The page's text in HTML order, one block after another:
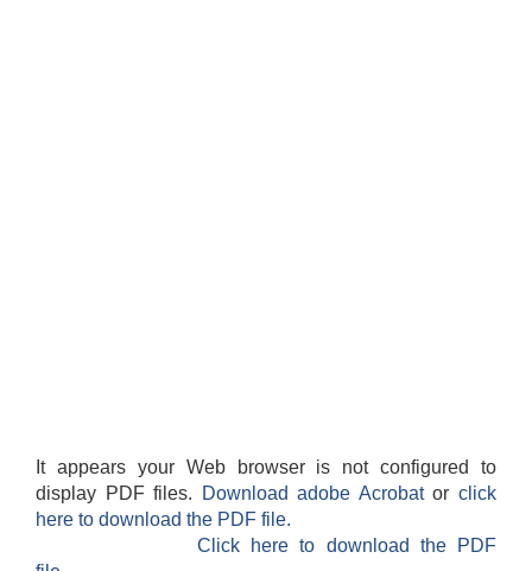
It appears your Web browser is not configured to
display PDF files.
Download adobe Acrobatorclick
here to download the PDF file.
Click here to download the PDF